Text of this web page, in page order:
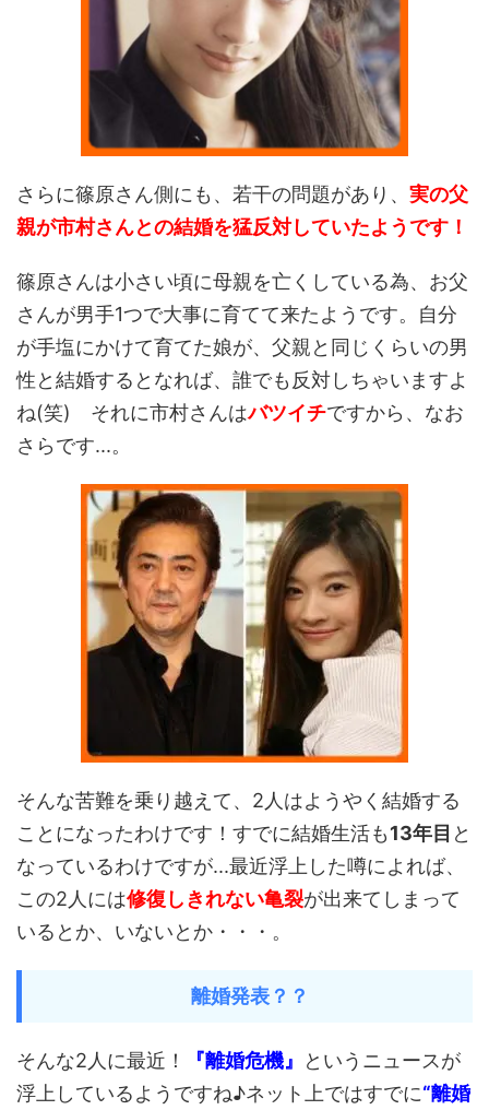
さらに篠原さん側にも、若干の問題があり、 実の父
親が市村さんとの結婚を猛反対していたようです！
篠原さんは小さい頃に母親を亡くしている為、お父
さんが男手1つで大事に育てて来たようです。自分
が手塩にかけて育てた娘が、父親と同じくらいの男
性と結婚するとなれば、誰でも反対しちゃいますよ
ね(笑) それに市村さんはバツイチですから、なお
さらです...。
そんな苦難を乗り越えて、2人はようやく結婚する
ことになったわけです！すでに結婚生活も13年目 と
なっているわけですが...最近浮上した噂によれば、
この2人には修復しきれない亀裂が出来てしまって
いるとか、いないとか・・・。
離婚発表？？
そんな2人に最近！ 『離婚危機』
というニュースが
浮上しているようですね♪ネット上ではすでに“離婚